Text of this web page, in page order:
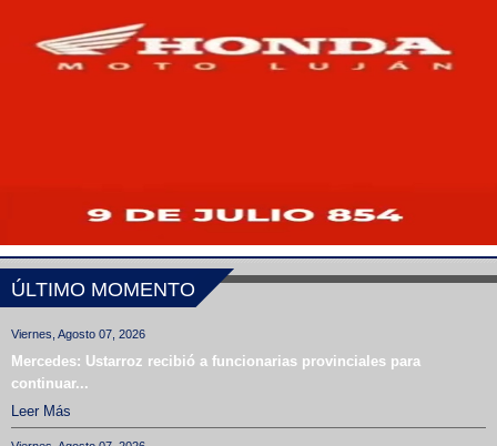
ÚLTIMO MOMENTO
Viernes, Agosto 07, 2026
Mercedes: Ustarroz recibió a funcionarias provinciales para
continuar...
Leer Más